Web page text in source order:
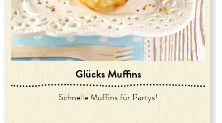
Glücks Muffins
Schnelle Muffins für Partys!